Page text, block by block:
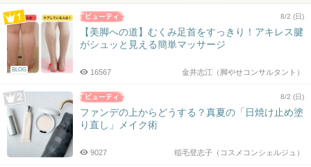
BLOG
8/2 (日)
【美脚への道】むくみ足首をすっきり！アキレス腱
がシュッと見える簡単マッサージ
金井志江（脚やせコンサルタント）
16567
8/2 (日)
ファンデの上からどうする？真夏の「日焼け止め塗
り直し」メイク術
稲毛登志子（コスメコンシェルジュ）
9027